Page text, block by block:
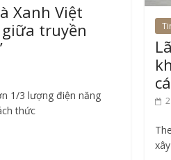
Xanh Việt
truyền
1/3 lượng điện năng
thức